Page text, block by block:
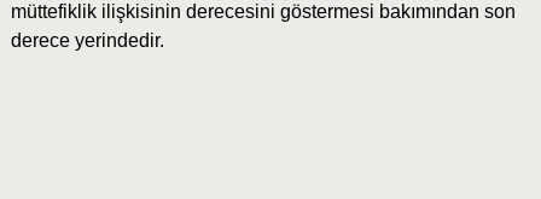
müttefiklik ilişkisinin derecesini göstermesi bakımından son
derece yerindedir.